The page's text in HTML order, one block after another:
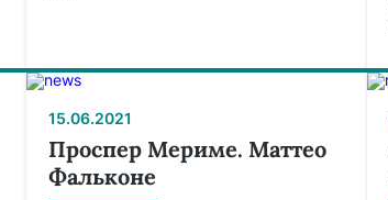
15.06.2021
Проспер Мериме. Маттео
Фальконе